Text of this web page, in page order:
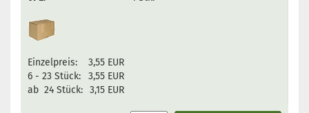
Einzelpreis:
3,55 EUR
6 - 23 Stück:
3,55 EUR
ab 24 Stück: 3,15 EUR